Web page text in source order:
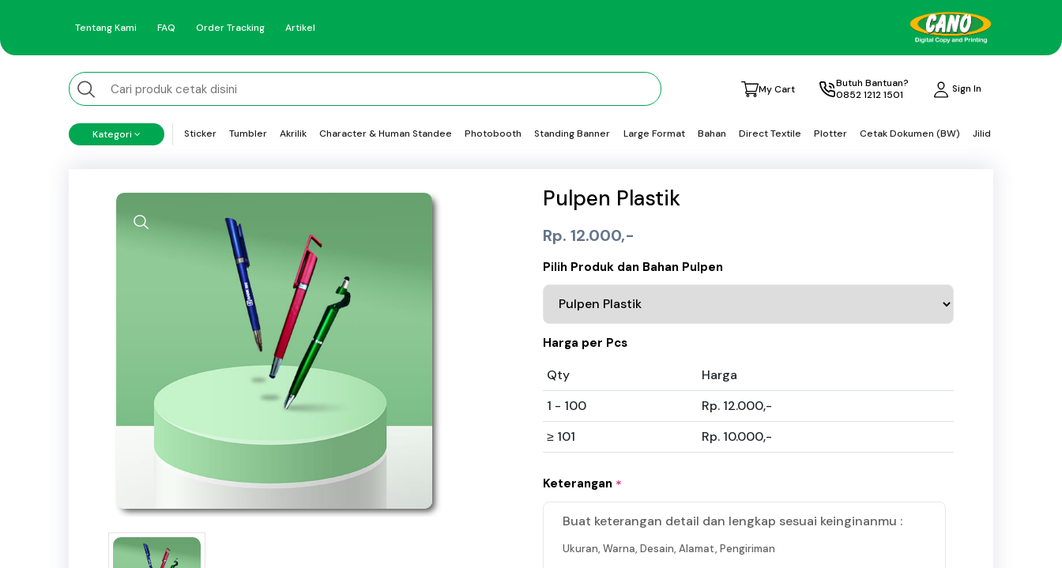
Tentang Kami FAQ Order Tracking Artikel
My Cart
Butuh Bantuan?
0852 1212 1501
Sign In
Kategori Sticker Tumbler Akrilik Character & Human Standee Photobooth Standing Banner Large Format Bahan Direct Textile Plotter Cetak Dokumen (BW) Jilid
Pulpen Plastik
Rp. 12.000,-
Pilih Produk dan Bahan Pulpen
Harga per Pcs
Qty
Harga
1 - 100
Rp. 12.000,-
≥ 101
Rp. 10.000,-
Keterangan *
Buat keterangan detail dan lengkap sesuai keinginanmu :
Ukuran, Warna, Desain, Alamat, Pengiriman